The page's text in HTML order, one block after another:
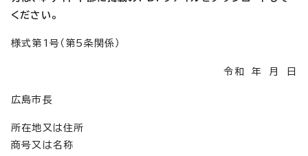
ください。
様式第1号（第5条関係）
令和 年 月 日
広島市長
所在地又は住所
商号又は名称